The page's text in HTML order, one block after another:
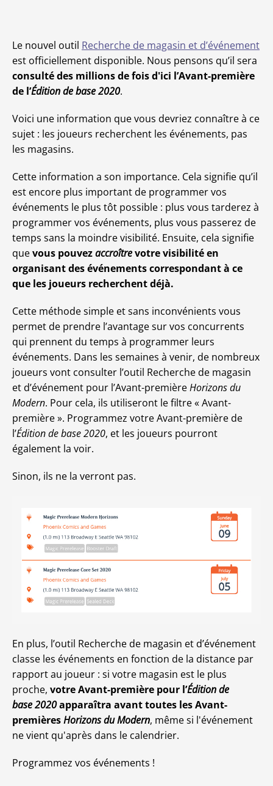
Le nouvel outil Recherche de magasin et d’événement
est officiellement disponible. Nous pensons qu’il sera
consulté des millions de fois d'ici l’Avant-première
de l’Édition de base 2020.
Voici une information que vous devriez connaître à ce
sujet : les joueurs recherchent les événements, pas
les magasins.
Cette information a son importance. Cela signifie qu’il
est encore plus important de programmer vos
événements le plus tôt possible : plus vous tarderez à
programmer vos événements, plus vous passerez de
temps sans la moindre visibilité. Ensuite, cela signifie
quevous pouvezaccroîtrevotre visibilité en
organisant des événements correspondant à ce
que les joueurs recherchent déjà.
Cette méthode simple et sans inconvénients vous
permet de prendre l’avantage sur vos concurrents
qui prennent du temps à programmer leurs
événements. Dans les semaines à venir, de nombreux
joueurs vont consulter l’outil Recherche de magasin
et d’événement pour l’Avant-premièreHorizons du
Modern. Pour cela, ils utiliseront le filtre « Avant-
première ». Programmez votre Avant-première de
l’Édition de base 2020, et les joueurs pourront
également la voir.
Sinon, ils ne la verront pas.
En plus, l’outil Recherche de magasin et d’événement
classe les événements en fonction de la distance par
rapport au joueur : si votre magasin est le plus
proche, votre Avant-première pour l’Édition de
base 2020apparaîtra avant toutes les Avant-
premièresHorizons du Modern, même si l'événement
ne vient qu'après dans le calendrier.
Programmez vos événements !